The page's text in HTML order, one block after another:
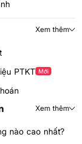
Xem thêm
PTKT Mới
Xem thêm
nào cao nhất?